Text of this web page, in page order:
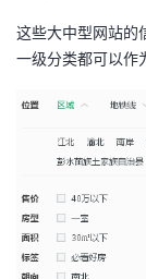
这些大中型网站的
一级分类都可以作